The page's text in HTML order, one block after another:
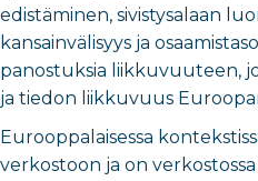
edistäminen, sivistysalaan
kansainvälisyys ja
panostuksia liikkuvuuteen,
ja tiedon liikkuvuus
Eurooppalaisessa
verkostoon ja on